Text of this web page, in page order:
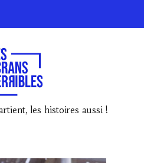
les histoires aussi !